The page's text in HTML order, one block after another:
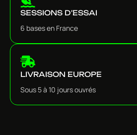
SESSIONS D'ESSAI
6 bases en France
LIVRAISON EUROPE
Sous 5 à 10 jours ouvrés